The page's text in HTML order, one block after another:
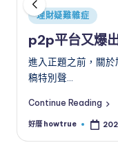
Posted
理財疑難雜症
p2p平台又爆
進入正題之前，關
稿特別聲…
Continue Reading
Posted
好厝 howtrue